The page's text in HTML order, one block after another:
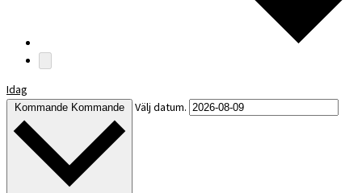
Idag
Kommande Kommande Välj datum.